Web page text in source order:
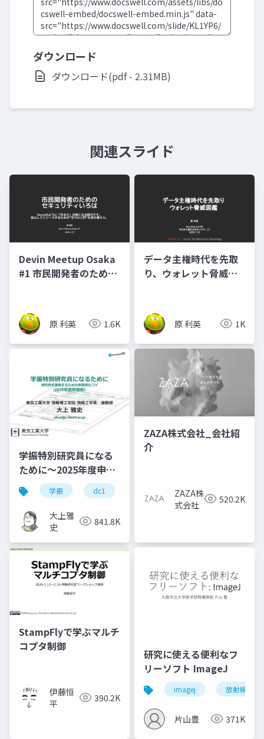
ダウンロード
ダウンロード(pdf - 2.31MB)
関連スライド
Devin Meetup Osaka
#1 市民開発者のための
原 利英 1.6K
データ主権時代を先取
り、ウォレット脅威図
原 利英 1K
学振特別研究員になる
ために～2025年度申請
版
学振 dc1 jsps
大上雅
史
841.8K
ZAZA株式会社_会社紹
介
ZAZA株
式会社
520.2K
StampFlyで学ぶマルチ
コプタ制御
伊藤恒
平
390.2K
研究に使える便利なフ
リーソフト ImageJ
imagej 放射線技師
片山豊 371K